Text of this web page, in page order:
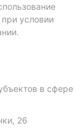
условии
в сфере
26